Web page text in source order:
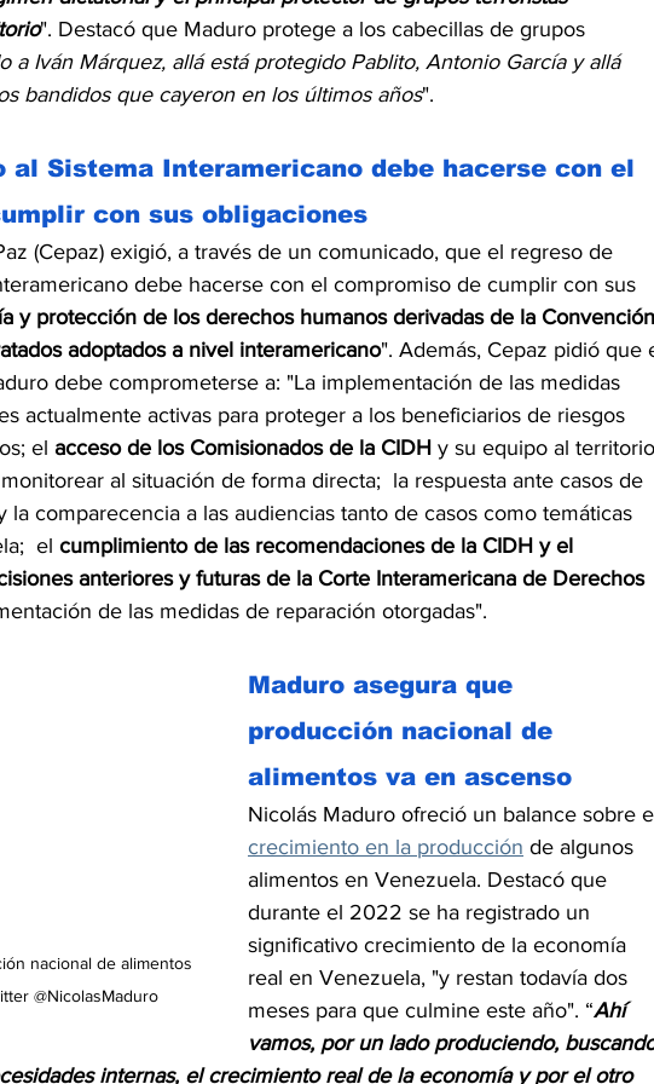
". Destacó que Maduro protege a los cabecillas de grupos
a Iván Márquez, allá está protegido Pablito, Antonio García y allá
bandidos que cayeron en los últimos años".
al Sistema Interamericano debe hacerse con el
con sus obligaciones
(Cepaz) exigió, a través de un comunicado, que el regreso de
debe hacerse con el compromiso de cumplir con sus
y protección de los derechos humanos derivadas de la
adoptados a nivel interamericano". Además, Cepaz pidió que
debe comprometerse a: "La implementación de las medidas
actualmente activas para proteger a los beneficiarios de riesgos
el acceso de los Comisionados de la CIDH y su equipo al
al situación de forma directa;  la respuesta ante casos de
la comparecencia a las audiencias tanto de casos como temáticas
el cumplimiento de las recomendaciones de la CIDH y el
anteriores y futuras de la Corte Interamericana de Derechos
de las medidas de reparación otorgadas".
nacional de alimentos
@NicolasMaduro
Maduro asegura que
producción nacional de
alimentos va en ascenso
Nicolás Maduro ofreció un balance sobre
crecimiento en la producción de algunos
alimentos en Venezuela. Destacó que
durante el 2022 se ha registrado un
significativo crecimiento de la economía
real en Venezuela, "y restan todavía dos
meses para que culmine este año". “Ahí
vamos, por un lado produciendo,
internas, el crecimiento real de la economía y por el otro